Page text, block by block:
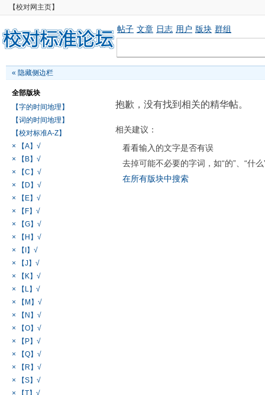
【校对网主页】
帖子 文章 日志 用户 版块 群组
« 隐藏侧边栏
全部版块
【字的时间地理】
【词的时间地理】
【校对标准A-Z】
× 【A】√
× 【B】√
× 【C】√
× 【D】√
× 【E】√
× 【F】√
× 【G】√
× 【H】√
× 【I】√
× 【J】√
× 【K】√
× 【L】√
× 【M】√
× 【N】√
× 【O】√
× 【P】√
× 【Q】√
× 【R】√
× 【S】√
× 【T】√
抱歉，没有找到相关的精华帖。
相关建议：
看看输入的文字是否有误
去掉可能不必要的字词，如“的”、“什么
在所有版块中搜索